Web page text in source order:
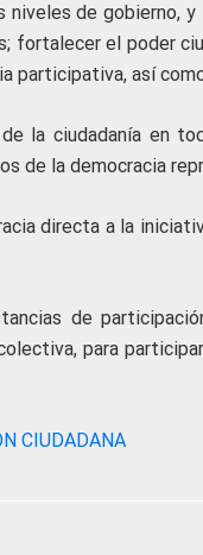
de gobierno,
fortalecer el poder
participativa, así
la ciudadanía en
de la democracia
directa a la
de
para
CIUDADANA